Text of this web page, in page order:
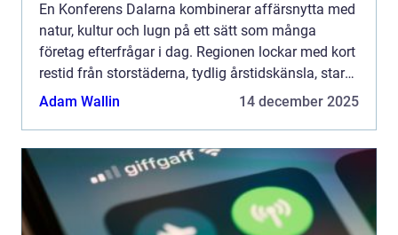
En Konferens Dalarna kombinerar affärsnytta med
natur, kultur och lugn på ett sätt som många
företag efterfrågar i dag. Regionen lockar med kort
restid från storstäderna, tydlig årstidskänsla, stark
lokal matkultur och en miljö som gör det lättare
Adam Wallin 14 december 2025